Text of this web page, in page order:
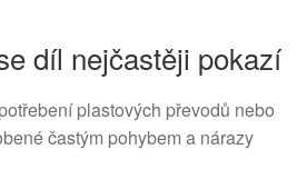
díl nejčastěji pokazí
plastových převodů nebo
častým pohybem a nárazy